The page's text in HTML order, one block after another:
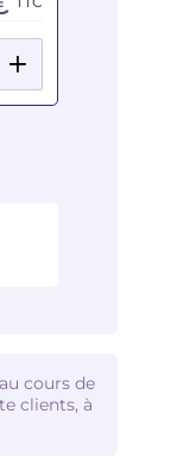
cours de
clients, à